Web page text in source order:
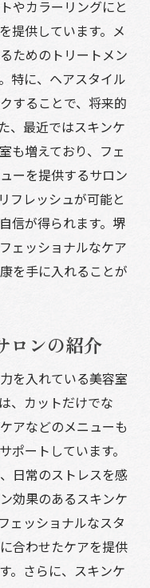
やカラーリングにと
提供しています。メ
ためのトリートメン
特に、ヘアスタイル
することで、将来的
、最近ではスキンケ
も増えており、フェ
ーを提供するサロン
フレッシュが可能と
信が得られます。堺
ェッショナルなケア
を手に入れることが
ロンの紹介
を入れている美容室
、カットだけでな
アなどのメニューも
ポートしています。
日常のストレスを感
効果のあるスキンケ
ェッショナルなスタ
合わせたケアを提供
。さらに、スキンケ